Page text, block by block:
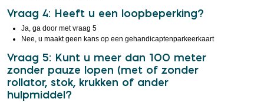
Vraag 4: Heeft u een loopbeperking?
Ja, ga door met vraag 5
Nee, u maakt geen kans op een gehandicaptenparkeerkaart
Vraag 5: Kunt u meer dan 100 meter
zonder pauze lopen (met of zonder
rollator, stok, krukken of ander
hulpmiddel?